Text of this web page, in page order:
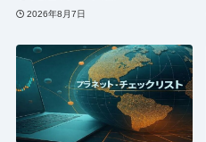
2026年8月7日